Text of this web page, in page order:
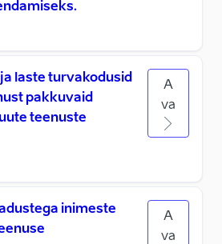
laste turvakodusid
pakkuvaid
teenuste
A
va
inimeste
A
va